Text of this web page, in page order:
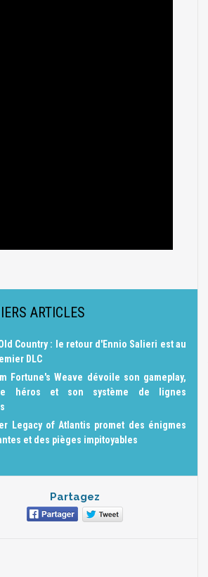
ARTICLES
Country : le retour d'Ennio Salieri est au
DLC
Fortune's Weave dévoile son gameplay,
héros et son système de lignes
Legacy of Atlantis promet des énigmes
et des pièges impitoyables
Partagez